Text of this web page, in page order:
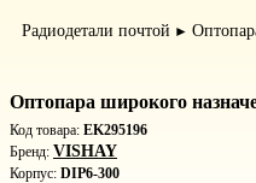
Радиодетали почтой ►
Оптопара широкого
Код товара: EK295196
Бренд: VISHAY
Корпус: DIP6-300